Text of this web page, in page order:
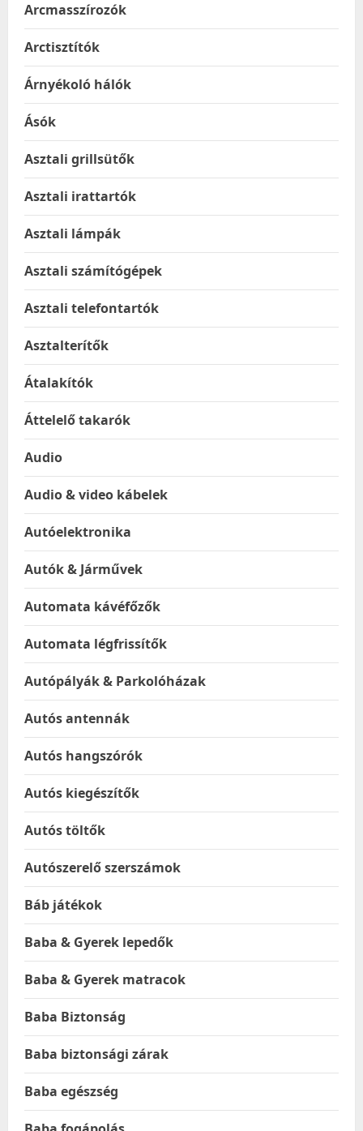
Arcmasszírozók
Arctisztítók
Árnyékoló hálók
Ásók
Asztali grillsütők
Asztali irattartók
Asztali lámpák
Asztali számítógépek
Asztali telefontartók
Asztalterítők
Átalakítók
Áttelelő takarók
Audio
Audio & video kábelek
Autóelektronika
Autók & Járművek
Automata kávéfőzők
Automata légfrissítők
Autópályák & Parkolóházak
Autós antennák
Autós hangszórók
Autós kiegészítők
Autós töltők
Autószerelő szerszámok
Báb játékok
Baba & Gyerek lepedők
Baba & Gyerek matracok
Baba Biztonság
Baba biztonsági zárak
Baba egészség